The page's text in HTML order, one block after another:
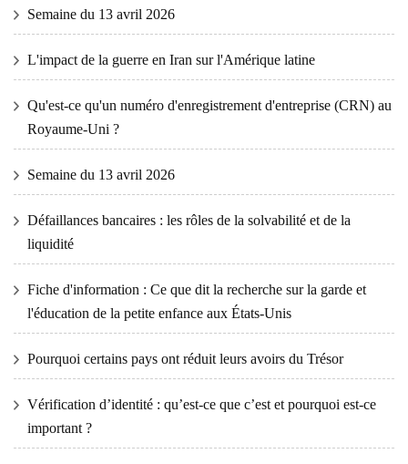
Semaine du 13 avril 2026
L'impact de la guerre en Iran sur l'Amérique latine
Qu'est-ce qu'un numéro d'enregistrement d'entreprise (CRN) au
Royaume-Uni ?
Semaine du 13 avril 2026
Défaillances bancaires : les rôles de la solvabilité et de la
liquidité
Fiche d'information : Ce que dit la recherche sur la garde et
l'éducation de la petite enfance aux États-Unis
Pourquoi certains pays ont réduit leurs avoirs du Trésor
Vérification d’identité : qu’est-ce que c’est et pourquoi est-ce
important ?